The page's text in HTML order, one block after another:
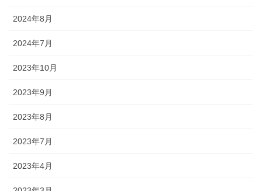
2024年8月
2024年7月
2023年10月
2023年9月
2023年8月
2023年7月
2023年4月